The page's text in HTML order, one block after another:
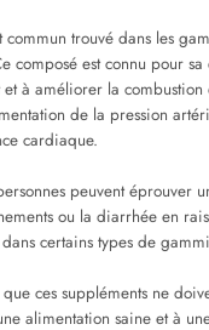
trouvé dans les
composé est connu pour sa
à améliorer la combustion
de la pression
cardiaque.
peuvent éprouver
ou la diarrhée en
certains types de
ces suppléments ne
alimentation saine et à